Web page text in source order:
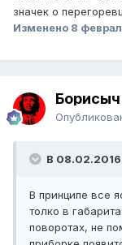
значек о
Изменено 8
В 08.02.2016
В принципе все
толко в
поворотах, не